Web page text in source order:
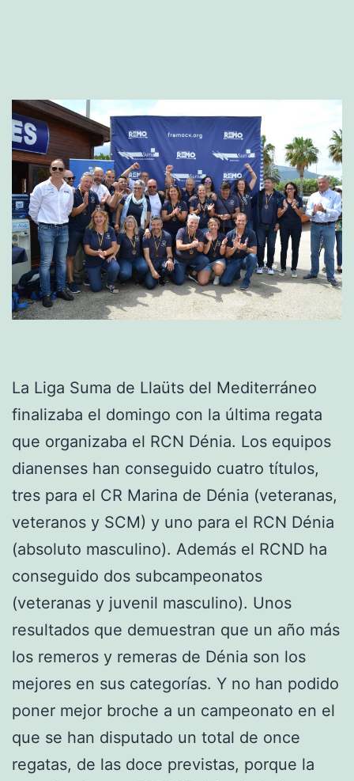
La Liga Suma de Llaüts del Mediterráneo
finalizaba el domingo con la última regata
que organizaba el RCN Dénia. Los equipos
dianenses han conseguido cuatro títulos,
tres para el CR Marina de Dénia (veteranas,
veteranos y SCM) y uno para el RCN Dénia
(absoluto masculino). Además el RCND ha
conseguido dos subcampeonatos
(veteranas y juvenil masculino). Unos
resultados que demuestran que un año más
los remeros y remeras de Dénia son los
mejores en sus categorías. Y no han podido
poner mejor broche a un campeonato en el
que se han disputado un total de once
regatas, de las doce previstas, porque la